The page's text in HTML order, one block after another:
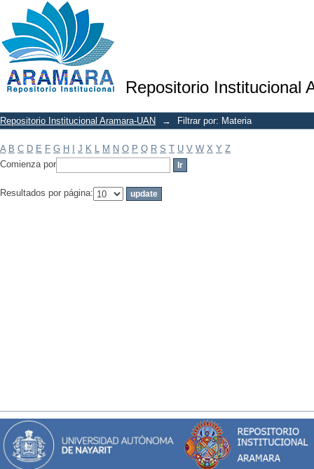
Repositorio Institucional
Filtrar por: Materia
Repositorio Institucional Aramara-UAN → Filtrar por: Materia
A B C D E F G H J K L M N O P Q R S T U V W X Y Z
Comienza por
Resultados por página: